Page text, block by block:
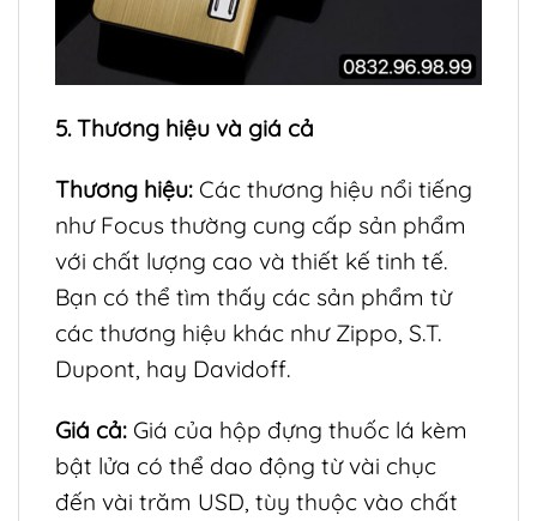
5. Thương hiệu và giá cả
Thương hiệu: Các thương hiệu nổi tiếng
như Focus thường cung cấp sản phẩm
với chất lượng cao và thiết kế tinh tế.
Bạn có thể tìm thấy các sản phẩm từ
các thương hiệu khác như Zippo, S.T.
Dupont, hay Davidoff.
Giá cả: Giá của hộp đựng thuốc lá kèm
bật lửa có thể dao động từ vài chục
đến vài trăm USD, tùy thuộc vào chất